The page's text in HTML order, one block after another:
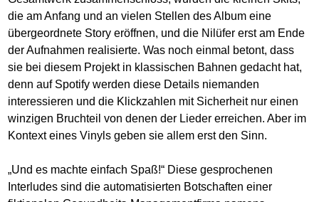
die am Anfang und an vielen Stellen des Album eine
übergeordnete Story eröffnen, und die Nilüfer erst am Ende
der Aufnahmen realisierte. Was noch einmal betont, dass
sie bei diesem Projekt in klassischen Bahnen gedacht hat,
denn auf Spotify werden diese Details niemanden
interessieren und die Klickzahlen mit Sicherheit nur einen
winzigen Bruchteil von denen der Lieder erreichen. Aber im
Kontext eines Vinyls geben sie allem erst den Sinn.
„Und es machte einfach Spaß!“ Diese gesprochenen
Interludes sind die automatisierten Botschaften einer